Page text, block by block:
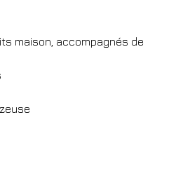
réservation
maison, accompagnés de